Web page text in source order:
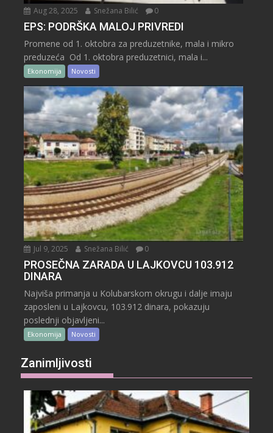
Aug 28, 2025 Snežana Bilić 0
EPS: PODRŠKA MALOJ PRIVREDI
Promene od 1. oktobra za preduzetnike, mala i mikro
preduzeća Od 1. oktobra preduzetnici, mala i...
Ekonomija Novosti
Jul 9, 2025 Snežana Bilić 0
PROSEČNA ZARADA U LAJKOVCU 103.912
DINARA
Najviša primanja u Kolubarskom okrugu i dalje imaju
zaposleni u Lajkovcu, 103.912 dinara, pokazuju
poslednji objavljeni...
Ekonomija Novosti
Zanimljivosti